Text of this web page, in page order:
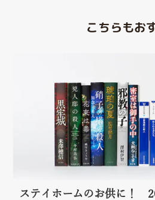
こちらもお
ステイホームのお供に！